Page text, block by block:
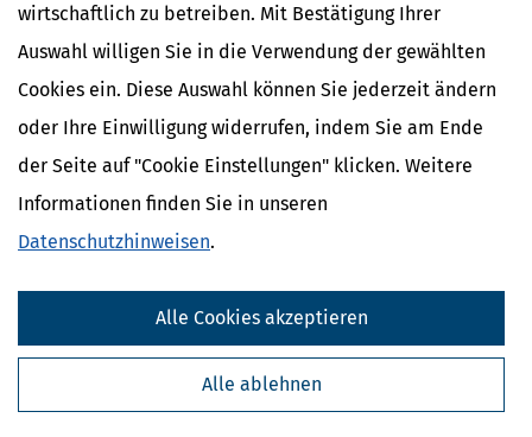
wirtschaftlich zu betreiben. Mit Bestätigung Ihrer
Auswahl willigen Sie in die Verwendung der gewählten
Cookies ein. Diese Auswahl können Sie jederzeit ändern
oder Ihre Einwilligung widerrufen, indem Sie am Ende
der Seite auf "Cookie Einstellungen" klicken. Weitere
Informationen finden Sie in unseren
Datenschutzhinweisen.
Alle ablehnen
Alle Cookies akzeptieren
Kostenlose Steuertipps & News
Steuertipps Selbstständige